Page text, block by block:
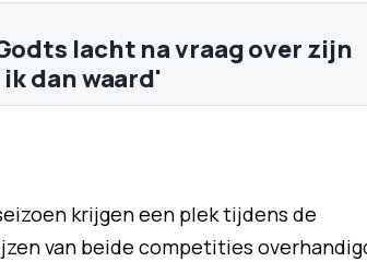
lacht na vraag over zijn
dan waard'
krijgen een plek tijdens de
van beide competities